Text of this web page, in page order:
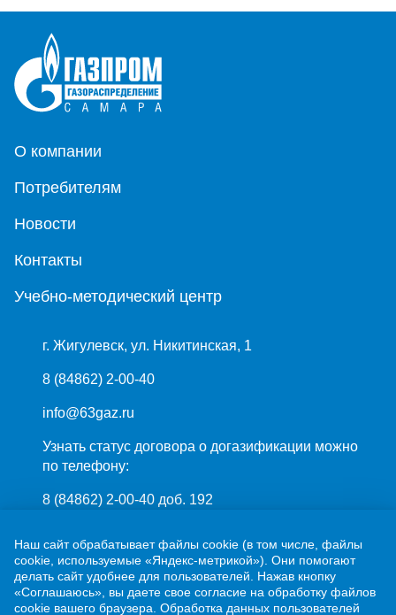
О компании
Потребителям
Новости
Контакты
Учебно-методический центр
г. Жигулевск, ул. Никитинская, 1
8 (84862) 2-00-40
info@63gaz.ru
Узнать статус договора о догазификации можно
по телефону:
8 (84862) 2-00-40 доб. 192
ПАО «Газпром»
Наш сайт обрабатывает файлы cookie (в том числе, файлы
cookie, используемые «Яндекс-метрикой»). Они помогают
делать сайт удобнее для пользователей. Нажав кнопку
«Соглашаюсь», вы даете свое согласие на обработку файлов
cookie вашего браузера. Обработка данных пользователей